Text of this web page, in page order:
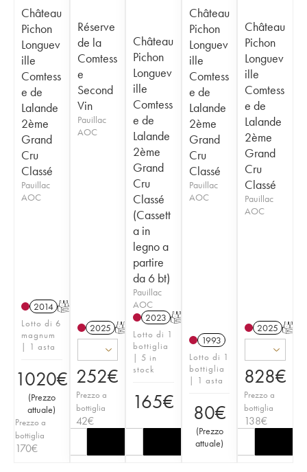
Château
Pichon
Longuev
ille
Comtess
e de
Lalande
2ème
Grand
Cru
Classé
Pauillac
AOC
2014 T
Lotto di 6
magnum
| 1 asta
1020€
(Prezzo
attuale)
Prezzo a
bottiglia
170€
Réserve
de la
Comtess
e
Second
Vin
Pauillac
AOC
2025 T
252€
Prezzo a
bottiglia
42€
Château
Pichon
Longuev
ille
Comtess
e de
Lalande
2ème
Grand
Cru
Classé
(Cassett
a in
legno a
partire
da 6 bt)
Pauillac
AOC
2023 T
Lotto di 1
bottiglia
| 5 in
stock
165€
Château
Pichon
Longuev
ille
Comtess
e de
Lalande
2ème
Grand
Cru
Classé
Pauillac
AOC
1993
Lotto di 1
bottiglia
| 1 asta
80€
(Prezzo
attuale)
Château
Pichon
Longuev
ille
Comtess
e de
Lalande
2ème
Grand
Cru
Classé
Pauillac
AOC
2025 T
828€
Prezzo a
bottiglia
138€